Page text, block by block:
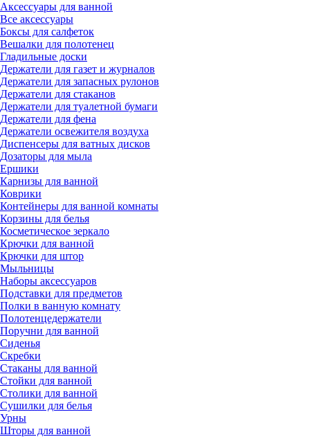
Аксессуары для ванной
Все аксессуары
Боксы для салфеток
Вешалки для полотенец
Гладильные доски
Держатели для газет и журналов
Держатели для запасных рулонов
Держатели для стаканов
Держатели для туалетной бумаги
Держатели для фена
Держатели освежителя воздуха
Диспенсеры для ватных дисков
Дозаторы для мыла
Ершики
Карнизы для ванной
Коврики
Контейнеры для ванной комнаты
Корзины для белья
Косметическое зеркало
Крючки для ванной
Крючки для штор
Мыльницы
Наборы аксессуаров
Подставки для предметов
Полки в ванную комнату
Полотенцедержатели
Поручни для ванной
Сиденья
Скребки
Стаканы для ванной
Стойки для ванной
Столики для ванной
Сушилки для белья
Урны
Шторы для ванной